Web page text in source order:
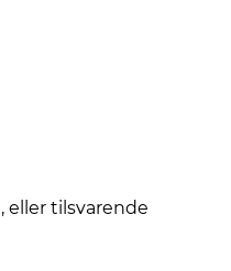
eller tilsvarende